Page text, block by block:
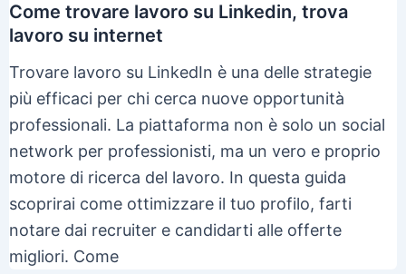
Come trovare lavoro su Linkedin, trova
lavoro su internet
Trovare lavoro su LinkedIn è una delle strategie
più efficaci per chi cerca nuove opportunità
professionali. La piattaforma non è solo un social
network per professionisti, ma un vero e proprio
motore di ricerca del lavoro. In questa guida
scoprirai come ottimizzare il tuo profilo, farti
notare dai recruiter e candidarti alle offerte
migliori. Come